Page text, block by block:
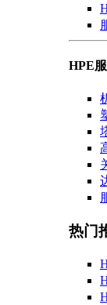
HPE
热门